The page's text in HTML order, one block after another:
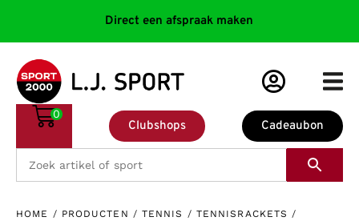
Direct een afspraak maken
Cadeaubon
Clubshops
0
HOME / PRODUCTEN / TENNIS / TENNISRACKETS /